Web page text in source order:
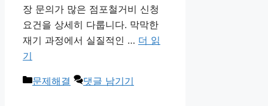
장 문의가 많은 점포철거비 신청
요건을 상세히 다룹니다. 막막한
재기 과정에서 실질적인 … 더 읽
기
카
문제해결 댓글 남기기